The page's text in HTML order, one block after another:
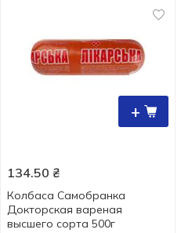
+
134.50 ₴
Колбаса Самобранка
Докторская вареная
высшего сорта 500г